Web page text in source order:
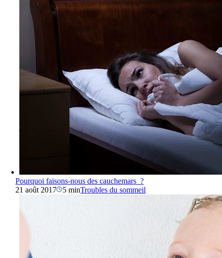
Pourquoi faisons-nous des cauchemars ?
21 août 2017
5 minTroubles du sommeil